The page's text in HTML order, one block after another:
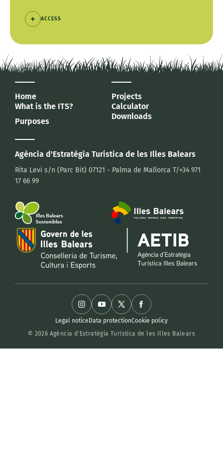
ACCESS
Agència d'Estratègia Turística de les Illes Balears
Rita Levi s/n (Parc Bit) 07121 - Palma de Mallorca T/+34 971
17 66 99
Home
What is the ITS?
Purposes
Projects
Calculator
Downloads
Legal notice Data protectionCookie policy
© 2026 Agència d'Estratègia Turística de les Illes Balears